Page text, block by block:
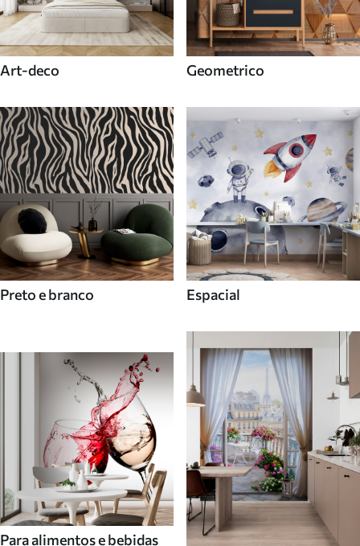
Art-deco Geometrico
Preto e branco Espacial
Para alimentos e bebidas